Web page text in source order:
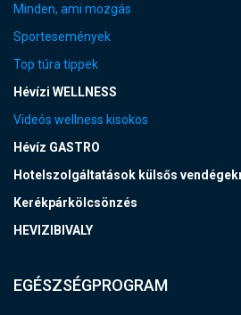
Minden, ami mozgás
Sportesemények
Top túra tippek
Hévízi WELLNESS
Videós wellness kisokos
Hévíz GASTRO
Hotelszolgáltatások külsős
Kerékpárkölcsönzés
HEVIZIBIVALY
EGÉSZSÉGPROGRAM